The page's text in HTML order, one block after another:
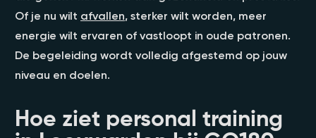
Of je nu wilt afvallen, sterker wilt worden, meer
energie wilt ervaren of vastloopt in oude patronen.
De begeleiding wordt volledig afgestemd op jouw
niveau en doelen.
Hoe ziet personal training